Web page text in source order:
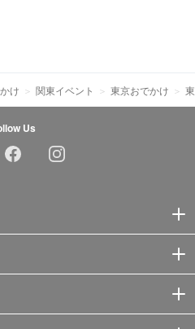
け 関東イベント 東京おでかけ
Us